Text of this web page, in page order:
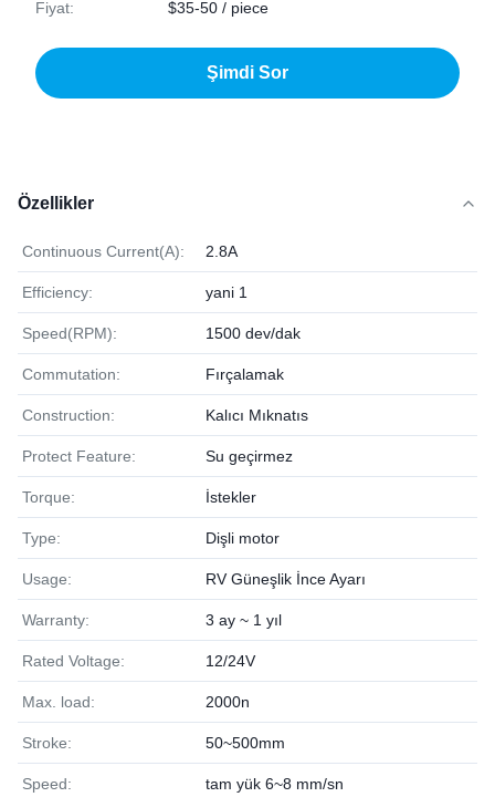
Fiyat: $35-50 / piece
Şimdi Sor
Özellikler
Continuous Current(A): 2.8A
Efficiency: yani 1
Speed(RPM): 1500 dev/dak
Commutation: Fırçalamak
Construction: Kalıcı Mıknatıs
Protect Feature: Su geçirmez
Torque: İstekler
Type: Dişli motor
Usage: RV Güneşlik İnce Ayarı
Warranty: 3 ay ~ 1 yıl
Rated Voltage: 12/24V
Max. load: 2000n
Stroke: 50~500mm
Speed: tam yük 6~8 mm/sn